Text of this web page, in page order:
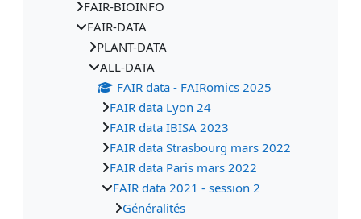
FAIR-BIOINFO
FAIR-DATA
PLANT-DATA
ALL-DATA
FAIR data - FAIRomics 2025
FAIR data Lyon 24
FAIR data IBISA 2023
FAIR data Strasbourg mars 2022
FAIR data Paris mars 2022
FAIR data 2021 - session 2
Généralités